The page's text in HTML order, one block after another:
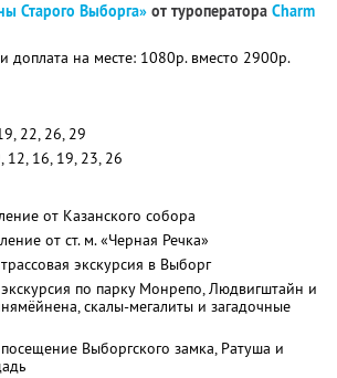
Старого Выборга» от туроператора Charm
доплата на месте: 1080р. вместо 2900р.
22, 26, 29
12, 16, 19, 23, 26
от Казанского собора
от ст. м. «Черная Речка»
экскурсия в Выборг
по парку Монрепо, Людвигштайн и
скалы-мегалиты и загадочные
Выборгского замка, Ратуша и